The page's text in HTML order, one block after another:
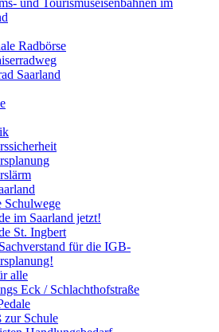
und Tourismuseisenbahnen im
Radbörse
Saarland
Schulwege
im Saarland jetzt!
St. Ingbert
für die IGB-
alle
Eck / Schlachthofstraße
zur Schule